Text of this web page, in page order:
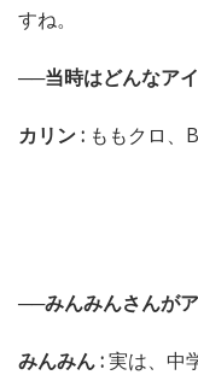
すね。
──当時はどんなア
カリン : ももクロ、
──みんみんさんが
みんみん :実は、中